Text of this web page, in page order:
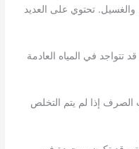
تحتوي على العديد
تتواجد في المياه العادمة
الصرف إذا لم يتم التخلص